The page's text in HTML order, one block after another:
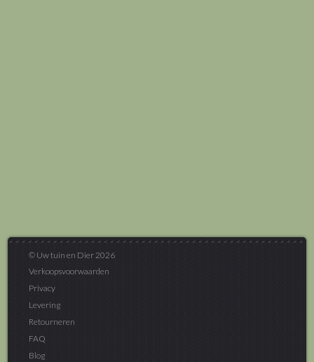
© Uw tuin en Dier 2026
Verkoopsvoorwaarden
Privacy
Levering
Retourneren
FAQ
Blog